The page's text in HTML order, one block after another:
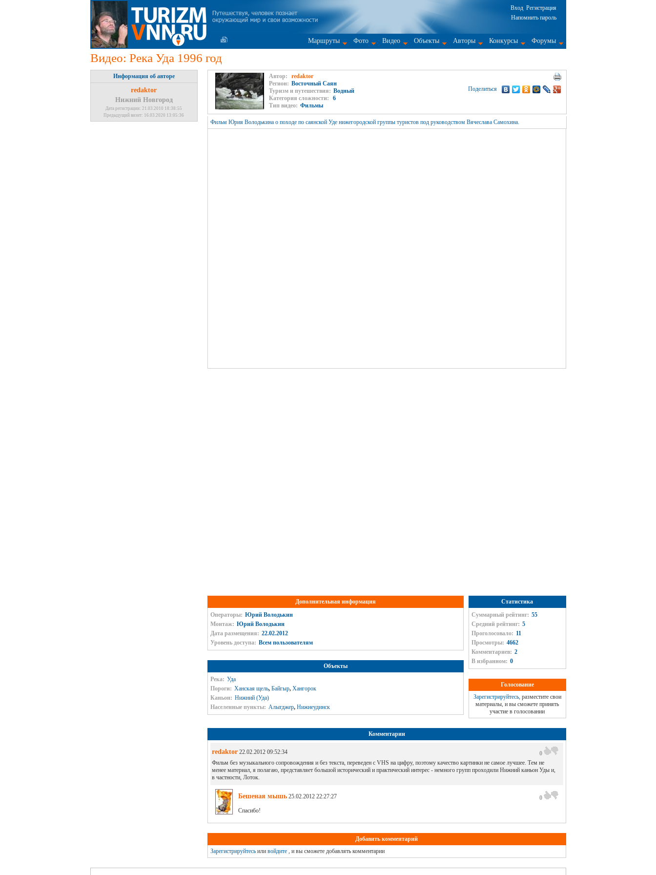
Вход Регистрация
Напомнить пароль
Маршруты Фото Видео Объекты Авторы Конкурсы Форумы
Видео: Река Уда 1996 год
Информация об авторе
redaktor
Нижний Новгород
Дата регистрации: 21.03.2010 18:38:55
Предыдущий визит: 16.03.2020 13:05:36
Автор:
redaktor
Регион: Восточный Саян
Туризм и путешествия: Водный
Категория сложности:
6
Тип видео: Фильмы
Поделиться
Фильм Юрия Володькина о походе по саянской Уде нижегородской группы туристов под руководством Вячеслава Самохина.
Дополнительная информация
Операторы: Юрий Володькин
Монтаж: Юрий Володькин
Дата размещения: 22.02.2012
Уровень доступа: Всем пользователям
Объекты
Река: Уда
Пороги: Ханская щель, Байгыр, Хангорок
Каньон: Нижний (Уда)
Населенные пункты: Алыгджер, Нижнеудинск
Статистика
Суммарный рейтинг: 55
Средний рейтинг: 5
Проголосовало: 11
Просмотры: 4662
Комментариев: 2
В избранном: 0
Голосование
Зарегистрируйтесь, разместите свои
материалы, и вы сможете принять
участие в голосовании
Комментарии
redaktor22.02.2012 09:52:34
0
Фильм без музыкального сопровождения и без текста, переведен с VHS на цифру, поэтому качество картинки не самое лучшее. Тем не
менее материал, я полагаю, представляет большой исторический и практический интерес - немного групп проходили Нижний каньон Уды и,
в частности, Лоток.
Бешеная мышь25.02.2012 22:27:27
0
Спасибо!
Добавить комментарий
Зарегистрируйтесьили войдите, и вы сможете добавлять комментарии